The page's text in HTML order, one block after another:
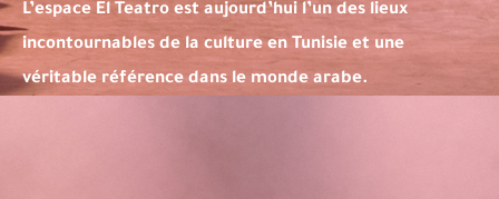
L’espace El Teatro est aujourd’hui l’un des lieux
incontournables de la culture en Tunisie et une
véritable référence dans le monde arabe.